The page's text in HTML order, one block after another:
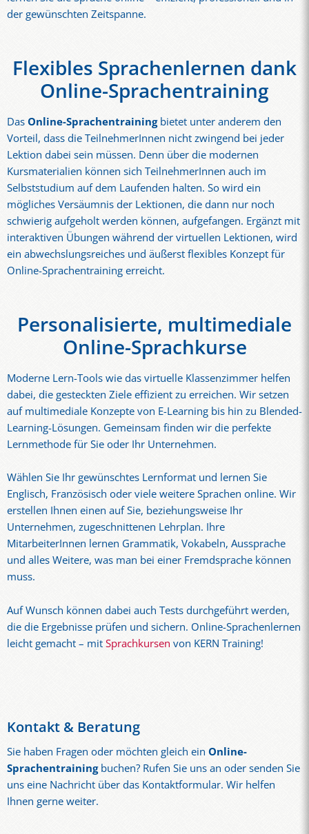
der gewünschten Zeitspanne.
Flexibles Sprachenlernen dank
Online-Sprachentraining
DasOnline-Sprachentrainingbietet unter anderem den
Vorteil, dass die TeilnehmerInnen nicht zwingend bei jeder
Lektion dabei sein müssen. Denn über die modernen
Kursmaterialien können sich TeilnehmerInnen auch im
Selbststudium auf dem Laufenden halten. So wird ein
mögliches Versäumnis der Lektionen, die dann nur noch
schwierig aufgeholt werden können, aufgefangen. Ergänzt mit
interaktiven Übungen während der virtuellen Lektionen, wird
ein abwechslungsreiches und äußerst flexibles Konzept für
Online-Sprachentraining erreicht.
Personalisierte, multimediale
Online-Sprachkurse
Moderne Lern-Tools wie das virtuelle Klassenzimmer helfen
dabei, die gesteckten Ziele effizient zu erreichen. Wir setzen
auf multimediale Konzepte von E-Learning bis hin zu Blended-
Learning-Lösungen. Gemeinsam finden wir die perfekte
Lernmethode für Sie oder Ihr Unternehmen.
Wählen Sie Ihr gewünschtes Lernformat und lernen Sie
Englisch, Französisch oder viele weitere Sprachen online. Wir
erstellen Ihnen einen auf Sie, beziehungsweise Ihr
Unternehmen, zugeschnittenen Lehrplan. Ihre
MitarbeiterInnen lernen Grammatik, Vokabeln, Aussprache
und alles Weitere, was man bei einer Fremdsprache können
muss.
Auf Wunsch können dabei auch Tests durchgeführt werden,
die die Ergebnisse prüfen und sichern. Online-Sprachenlernen
leicht gemacht – mitSprachkursen von KERN Training!
Kontakt & Beratung
Sie haben Fragen oder möchten gleich ein Online-
Sprachentrainingbuchen? Rufen Sie uns an oder senden Sie
uns eine Nachricht über das Kontaktformular. Wir helfen
Ihnen gerne weiter.